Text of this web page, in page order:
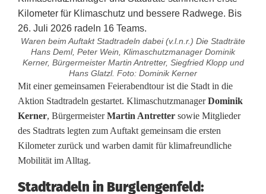
Waren beim Auftakt Stadtradeln dabei (v.l.n.r.) Die Stadträte
Hans Deml, Peter Wein, Klimaschutzmanager Dominik
Kerner, Bürgermeister Martin Antretter, Siegfried Klopp und
Hans Glatzl. Foto: Dominik Kerner
S
t
a
d
t
Mit einer gemeinsamen Feierabendtour ist die Stadt in die
Aktion Stadtradeln gestartet. KlimaschutzmanagerDominik
Kerner, BürgermeisterMartin Antretter sowie Mitglieder
des Stadtrats legten zum Auftakt gemeinsam die ersten
Kilometer zurück und warben damit für klimafreundliche
Mobilität im Alltag.
Stadtradeln in Burglengenfeld: